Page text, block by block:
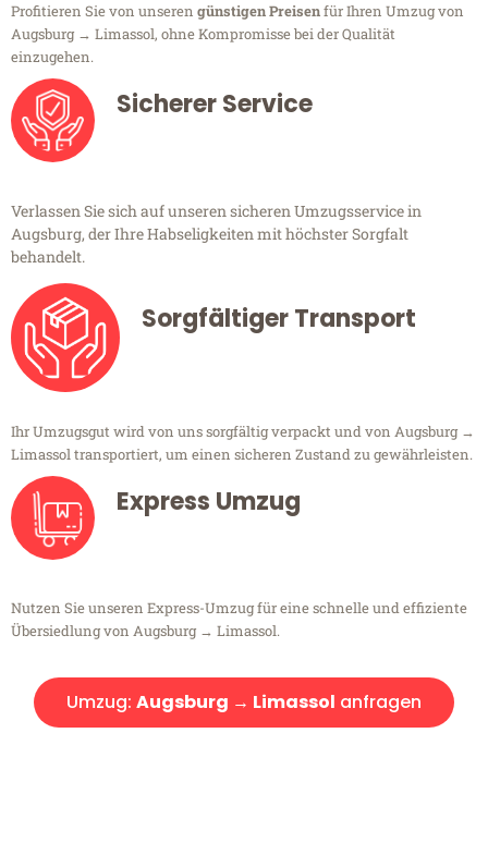
Profitieren Sie von unseren günstigen Preisenfür Ihren Umzug von
Augsburg → Limassol, ohne Kompromisse bei der Qualität
einzugehen.
Sicherer Service
Verlassen Sie sich auf unseren sicheren Umzugsservice in
Augsburg, der Ihre Habseligkeiten mit höchster Sorgfalt
behandelt.
Sorgfältiger Transport
Ihr Umzugsgut wird von uns sorgfältig verpackt und von Augsburg →
Limassol transportiert, um einen sicheren Zustand zu gewährleisten.
Express Umzug
Nutzen Sie unseren Express-Umzug für eine schnelle und effiziente
Übersiedlung von Augsburg → Limassol.
Umzug: Augsburg → Limassol anfragen